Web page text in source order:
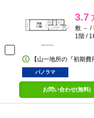
3.7
敷 － /
1階 /
【山一地所の『初期
パノラマ
お問い合わせ(無料)